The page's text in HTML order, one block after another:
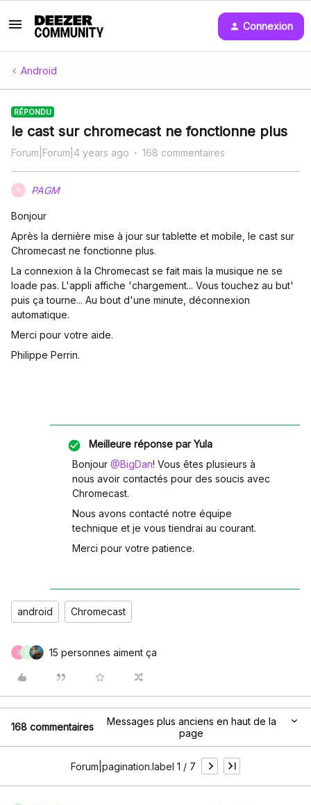
Connexion
Android
RÉPONDU
le cast sur chromecast ne fonctionne plus
Forum|Forum|4 years ago 168 commentaires
P PAGM
Bonjour
Après la dernière mise à jour sur tablette et mobile, le cast sur
Chromecast ne fonctionne plus.
La connexion à la Chromecast se fait mais la musique ne se
loade pas. L'appli affiche 'chargement... Vous touchez au but'
puis ça tourne... Au bout d'une minute, déconnexion
automatique.
Merci pour votre aide.
Philippe Perrin.
Meilleure réponse parYula
Bonjour @BigDan! Vous êtes plusieurs à
nous avoir contactés pour des soucis avec
Chromecast.
Nous avons contacté notre équipe
technique et je vous tiendrai au courant.
Merci pour votre patience.
android Chromecast
S M 15 personnes aiment ça
168 commentaires
Messages plus anciens en haut de la
page
Forum|pagination.label 1 / 7